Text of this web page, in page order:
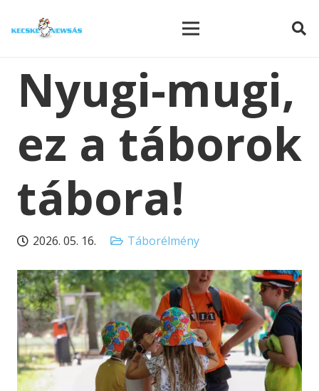
Nyugi-mugi,
ez a táborok
tábora!
2026. 05. 16. Táborélmény